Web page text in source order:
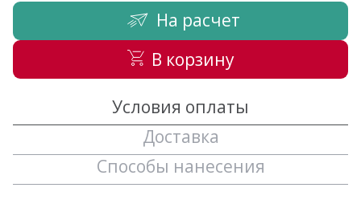
На расчет
В корзину
Условия оплаты
Доставка
Способы нанесения